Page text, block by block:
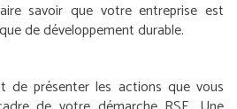
savoir que votre entreprise est
de développement durable.
de présenter les actions que vous